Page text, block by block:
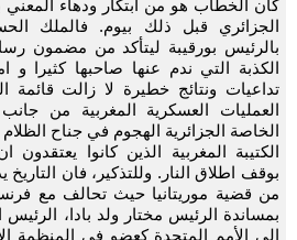
كان الخطاب هو من ابتكار ودهاء المعني
الجزائري قبل ذلك بيوم. فالملك
بالرئيس بورقيبة ليتأكد من مضمون
الكذبة التي ندم عنها صاحبها كثيرا و
تداعيات ونتائج خطيرة لا زالت قائمة
العمليات العسكرية المغربية من
الخاصة الجزائرية الهجوم في جناح
الكتيبة المغربية الذين كانوا
بوقف اطلاق النار. وللتذكير، فان
من قضية موريتانيا حيث تحالف مع
بمساندة الرئيس مختار ولد بادا، الرئيس